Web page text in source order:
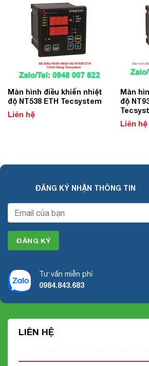
Add to
Wishlist
Màn hình điều khiển nhiệt
độ NT538 ETH Tecsystem
Liên hệ
Màn
độ
Liên hệ
ĐĂNG KÝ NHẬN THÔNG TIN
Tư vấn miễn phí
0984.843.683
LIÊN HỆ